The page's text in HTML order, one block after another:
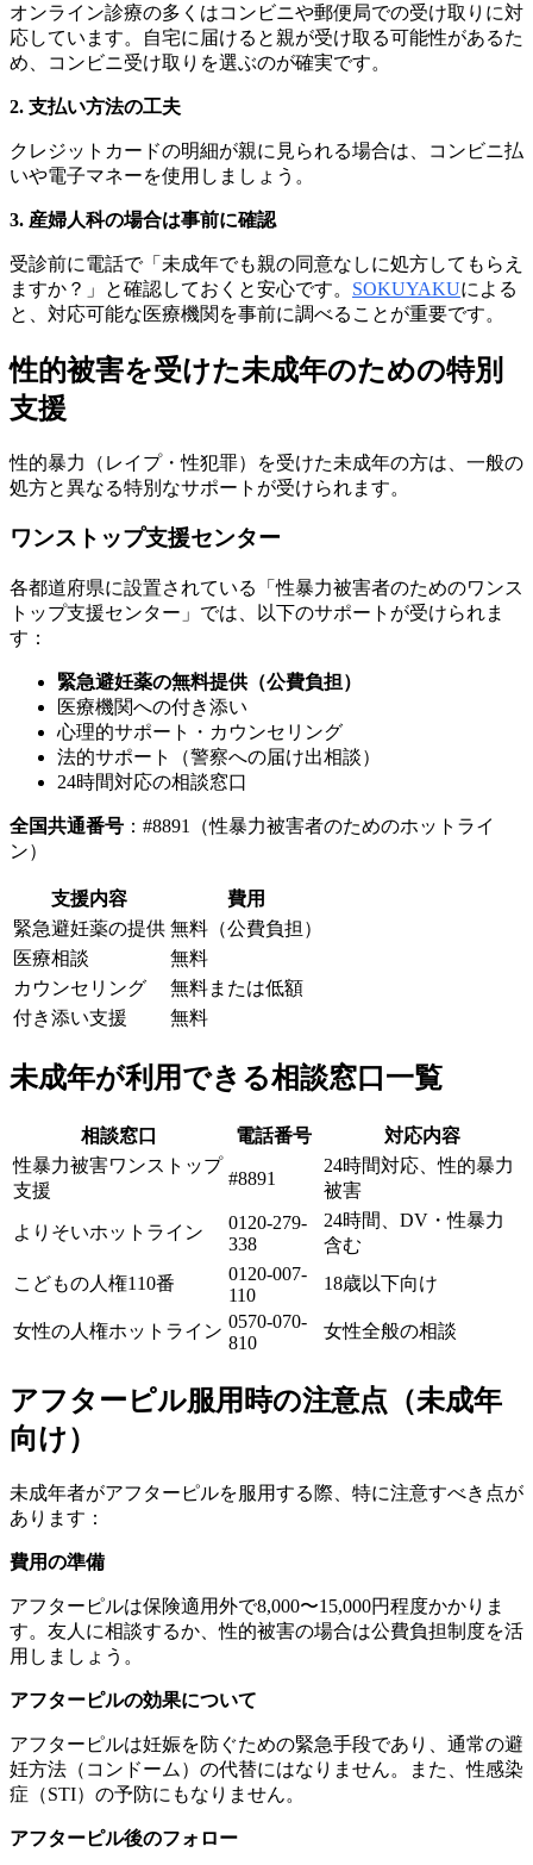
オンライン診療の多くはコンビニや郵便局での受け取りに対
応しています。自宅に届けると親が受け取る可能性があるた
め、コンビニ受け取りを選ぶのが確実です。
2. 支払い方法の工夫
クレジットカードの明細が親に見られる場合は、コンビニ払
いや電子マネーを使用しましょう。
3. 産婦人科の場合は事前に確認
受診前に電話で「未成年でも親の同意なしに処方してもらえ
ますか？」と確認しておくと安心です。 SOKUYAKUによる
と、対応可能な医療機関を事前に調べることが重要です。
性的被害を受けた未成年のための特別
支援
性的暴力（レイプ・性犯罪）を受けた未成年の方は、一般の
処方と異なる特別なサポートが受けられます。
ワンストップ支援センター
各都道府県に設置されている「性暴力被害者のためのワンス
トップ支援センター」では、以下のサポートが受けられま
す：
緊急避妊薬の無料提供（公費負担）
医療機関への付き添い
心理的サポート・カウンセリング
法的サポート（警察への届け出相談）
24時間対応の相談窓口
全国共通番号 ：#8891（性暴力被害者のためのホットライ
ン）
支援内容
費用
緊急避妊薬の提供 無料（公費負担）
医療相談
無料
カウンセリング
無料または低額
付き添い支援
無料
未成年が利用できる相談窓口一覧
相談窓口 電話番号
対応内容
性暴力被害ワンストップ
支援
#8891
24時間対応、性的暴力
被害
よりそいホットライン
0120-279-
338
24時間、DV・性暴力
含む
こどもの人権110番
0120-007-
110
18歳以下向け
女性の人権ホットライン 0570-070-
810
女性全般の相談
アフターピル服用時の注意点（未成年
向け）
未成年者がアフターピルを服用する際、特に注意すべき点が
あります：
費用の準備
アフターピルは保険適用外で8,000〜15,000円程度かかりま
す。友人に相談するか、性的被害の場合は公費負担制度を活
用しましょう。
アフターピルの効果について
アフターピルは妊娠を防ぐための緊急手段であり、通常の避
妊方法（コンドーム）の代替にはなりません。また、性感染
症（STI）の予防にもなりません。
アフターピル後のフォロー